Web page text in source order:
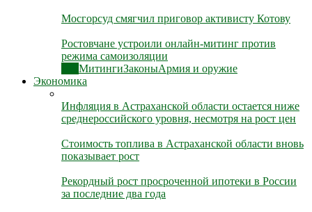
Мосгорсуд смягчил приговор активисту Котову
Ростовчане устроили онлайн-митинг против
режима самоизоляции
МитингиЗаконыАрмия и оружие
Экономика
Инфляция в Астраханской области остается ниже
среднероссийского уровня, несмотря на рост цен
Стоимость топлива в Астраханской области вновь
показывает рост
Рекордный рост просроченной ипотеки в России
за последние два года